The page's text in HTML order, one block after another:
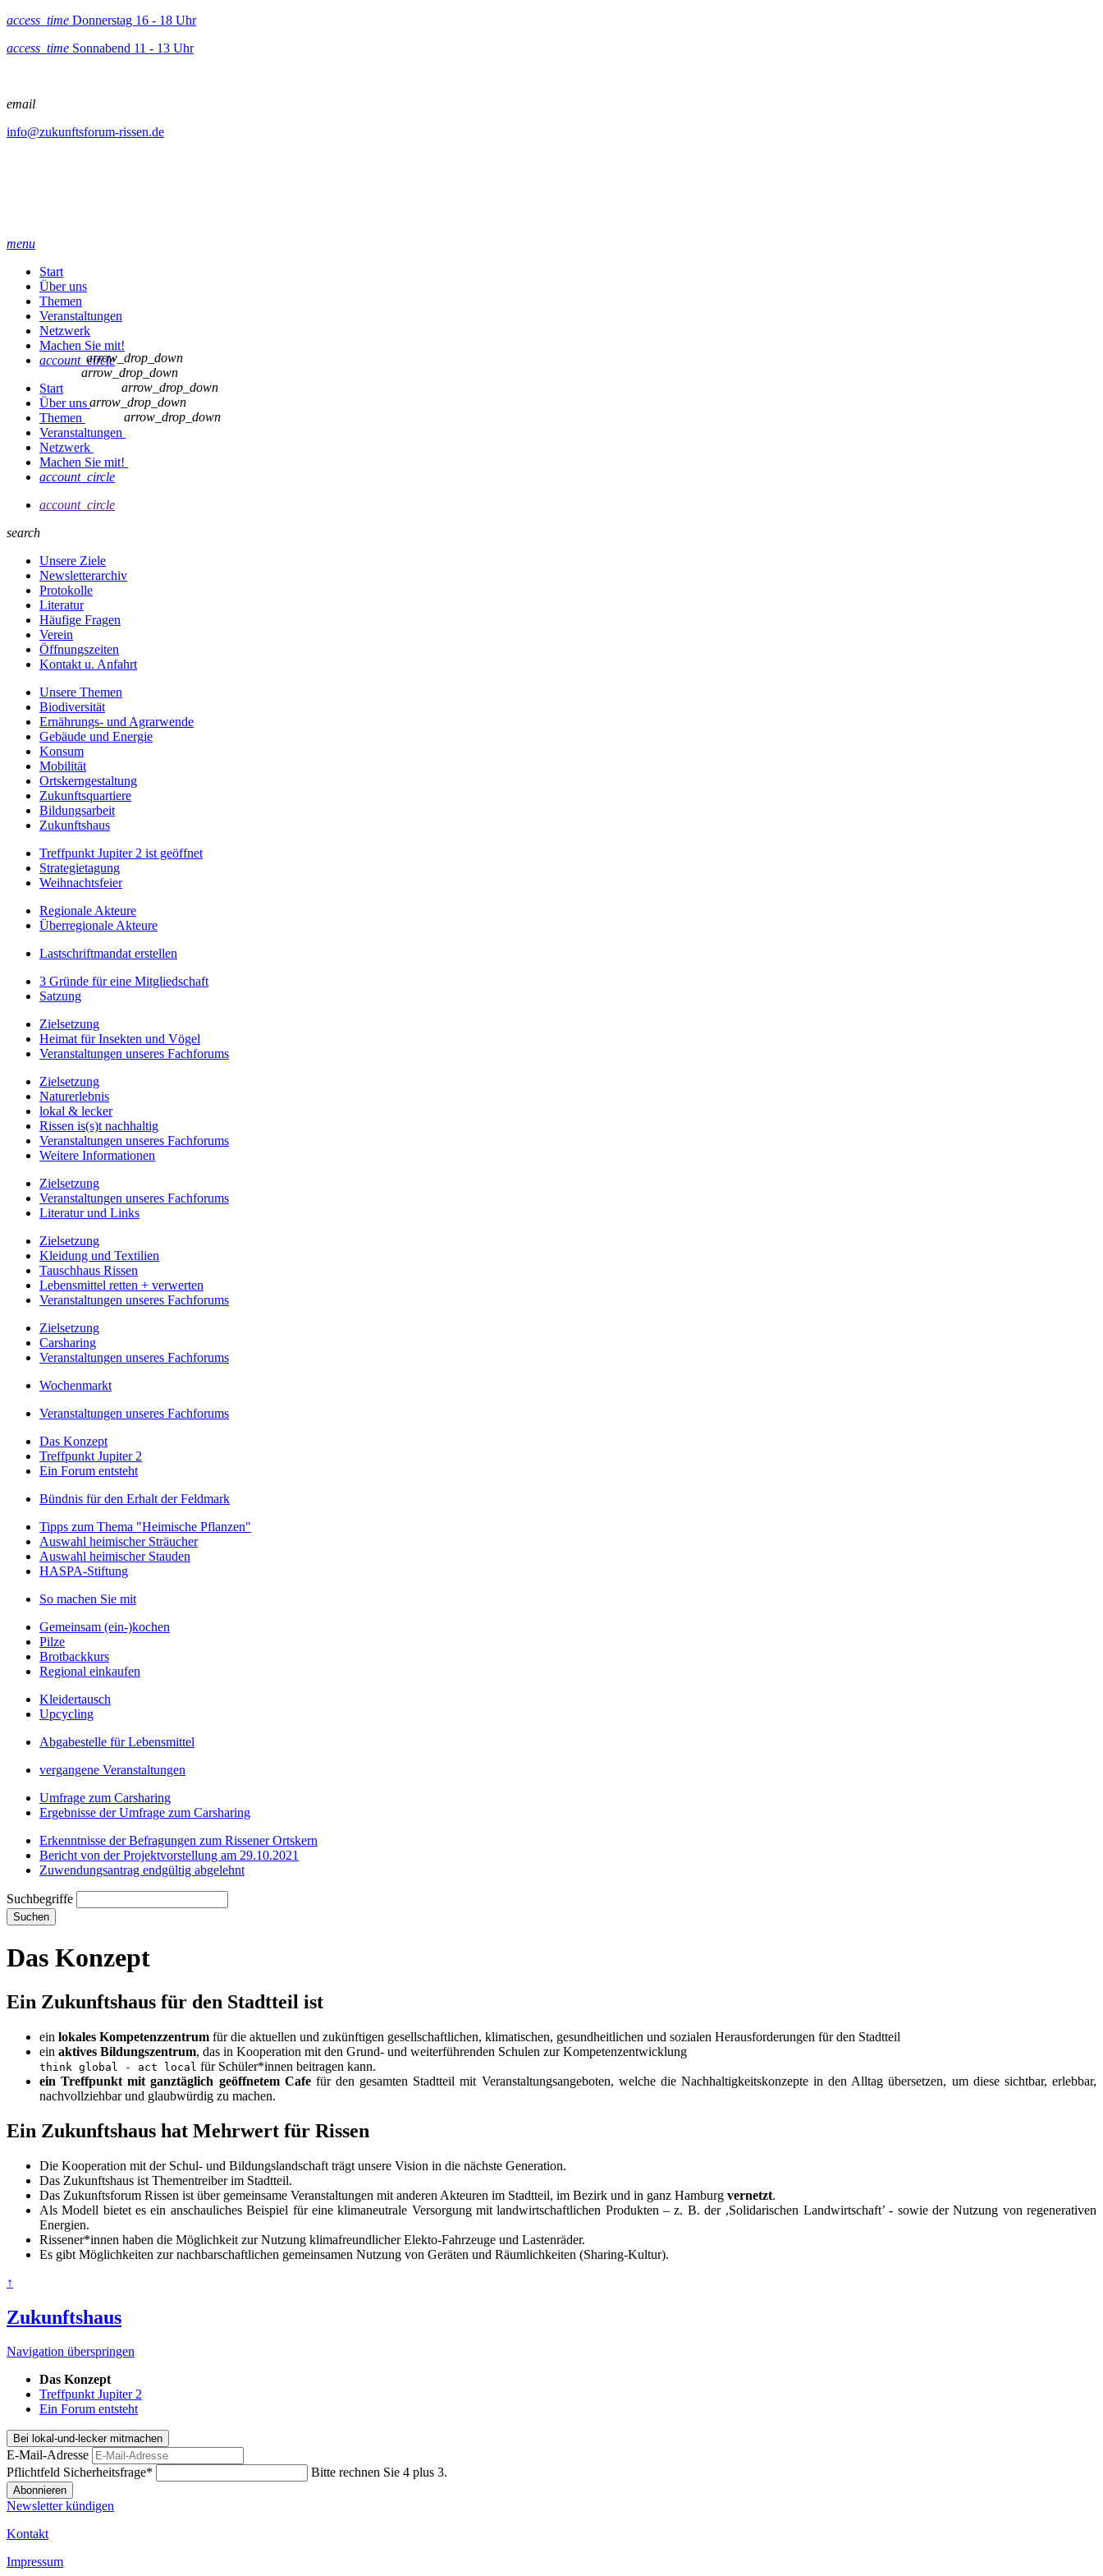
access_time Donnerstag 16 - 18 Uhr
access_time Sonnabend 11 - 13 Uhr
email
info@zukunftsforum-rissen.de
menu
Start
Über uns
Themen
Veranstaltungen
Netzwerk
Machen Sie mit!
account_circle
Start
Über uns
arrow_drop_down
Themen
arrow_drop_down
Veranstaltungen
arrow_drop_down
Netzwerk
arrow_drop_down
Machen Sie mit!
arrow_drop_down
account_circle
account_circle
search
Unsere Ziele
Newsletterarchiv
Protokolle
Literatur
Häufige Fragen
Verein
Öffnungszeiten
Kontakt u. Anfahrt
Unsere Themen
Biodiversität
Ernährungs- und Agrarwende
Gebäude und Energie
Konsum
Mobilität
Ortskerngestaltung
Zukunftsquartiere
Bildungsarbeit
Zukunftshaus
Treffpunkt Jupiter 2 ist geöffnet
Strategietagung
Weihnachtsfeier
Regionale Akteure
Überregionale Akteure
Lastschriftmandat erstellen
3 Gründe für eine Mitgliedschaft
Satzung
Zielsetzung
Heimat für Insekten und Vögel
Veranstaltungen unseres Fachforums
Zielsetzung
Naturerlebnis
lokal & lecker
Rissen is(s)t nachhaltig
Veranstaltungen unseres Fachforums
Weitere Informationen
Zielsetzung
Veranstaltungen unseres Fachforums
Literatur und Links
Zielsetzung
Kleidung und Textilien
Tauschhaus Rissen
Lebensmittel retten + verwerten
Veranstaltungen unseres Fachforums
Zielsetzung
Carsharing
Veranstaltungen unseres Fachforums
Wochenmarkt
Veranstaltungen unseres Fachforums
Das Konzept
Treffpunkt Jupiter 2
Ein Forum entsteht
Bündnis für den Erhalt der Feldmark
Tipps zum Thema "Heimische Pflanzen"
Auswahl heimischer Sträucher
Auswahl heimischer Stauden
HASPA-Stiftung
So machen Sie mit
Gemeinsam (ein-)kochen
Pilze
Brotbackkurs
Regional einkaufen
Kleidertausch
Upcycling
Abgabestelle für Lebensmittel
vergangene Veranstaltungen
Umfrage zum Carsharing
Ergebnisse der Umfrage zum Carsharing
Erkenntnisse der Befragungen zum Rissener Ortskern
Bericht von der Projektvorstellung am 29.10.2021
Zuwendungsantrag endgültig abgelehnt
Suchbegriffe
Suchen
Das Konzept
Ein Zukunftshaus für den Stadtteil ist
ein lokales Kompetenzzentrum für die aktuellen und zukünftigen gesellschaftlichen, klimatischen, gesundheitlichen und sozialen Herausforderungen für den Stadtteil
ein aktives Bildungszentrum, das in Kooperation mit den Grund- und weiterführenden Schulen zur Kompetenzentwicklung
think global - act local für Schüler*innen beitragen kann.
ein Treffpunkt mit ganztäglich geöffnetem Cafefür den gesamten Stadtteil mit Veranstaltungsangeboten, welche die Nachhaltigkeitskonzepte in den Alltag übersetzen, um diese sichtbar, erlebbar,
nachvollziehbar und glaubwürdig zu machen.
Ein Zukunftshaus hat Mehrwert für Rissen
Die Kooperation mit der Schul- und Bildungslandschaft trägt unsere Vision in die nächste Generation.
Das Zukunftshaus ist Thementreiber im Stadtteil.
Das Zukunftsforum Rissen ist über gemeinsame Veranstaltungen mit anderen Akteuren im Stadtteil, im Bezirk und in ganz Hamburg vernetzt.
Als Modell bietet es ein anschauliches Beispiel für eine klimaneutrale Versorgung mit landwirtschaftlichen Produkten – z. B. der ‚Solidarischen Landwirtschaft’ - sowie der Nutzung von regenerativen
Energien.
Rissener*innen haben die Möglichkeit zur Nutzung klimafreundlicher Elekto-Fahrzeuge und Lastenräder.
Es gibt Möglichkeiten zur nachbarschaftlichen gemeinsamen Nutzung von Geräten und Räumlichkeiten (Sharing-Kultur).
↑
Zukunftshaus
Navigation überspringen
Das Konzept
Treffpunkt Jupiter 2
Ein Forum entsteht
Bei lokal-und-lecker mitmachen
E-Mail-Adresse
Pflichtfeld Sicherheitsfrage* Bitte rechnen Sie 4 plus 3.
Abonnieren
Newsletter kündigen
Kontakt
Impressum